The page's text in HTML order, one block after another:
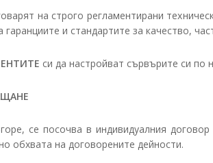
на строго регламентирани
и стандартите за качество,
си да настройват сървърите си по
се посочва в индивидуалния
обхвата на договорените дейности.